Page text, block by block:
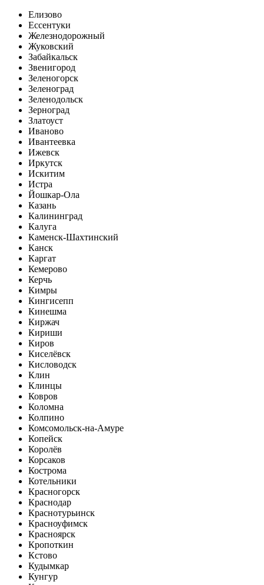
Елизово
Ессентуки
Железнодорожный
Жуковский
Забайкальск
Звенигород
Зеленогорск
Зеленоград
Зеленодольск
Зерноград
Златоуст
Иваново
Ивантеевка
Ижевск
Иркутск
Искитим
Истра
Йошкар-Ола
Казань
Калининград
Калуга
Каменск-Шахтинский
Канск
Каргат
Кемерово
Керчь
Кимры
Кингисепп
Кинешма
Киржач
Кириши
Киров
Киселёвск
Кисловодск
Клин
Клинцы
Ковров
Коломна
Колпино
Комсомольск-на-Амуре
Копейск
Королёв
Корсаков
Кострома
Котельники
Красногорск
Краснодар
Краснотурьинск
Красноуфимск
Красноярск
Кропоткин
Кстово
Кудымкар
Кунгур